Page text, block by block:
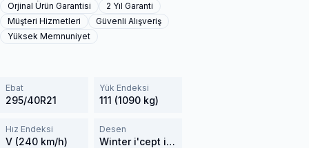
Orjinal Ürün Garantisi
2 Yıl Garanti
Müşteri Hizmetleri
Güvenli Alışveriş
Yüksek Memnuniyet
Ebat
295/40R21
Yük Endeksi
111 (1090 kg)
Hız Endeksi
V (240 km/h)
Desen
Winter i'cept iON IW01A